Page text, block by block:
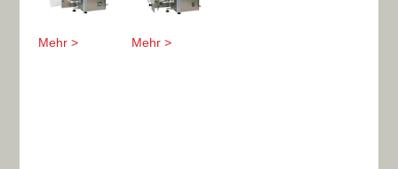
Mehr > Mehr >